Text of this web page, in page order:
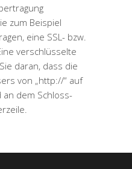
zum Beispiel
eine SSL- bzw.
verschlüsselte
daran, dass die
von „http://“ auf
an dem Schloss-